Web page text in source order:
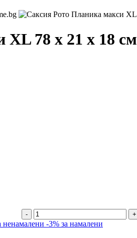
XL 78 x 21 x 18 см
- +
ненамалени -3% за намалени